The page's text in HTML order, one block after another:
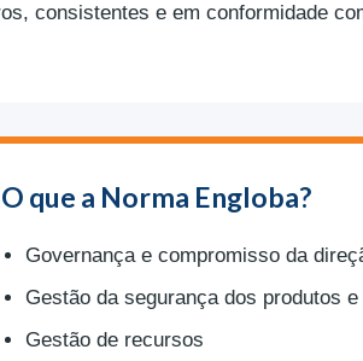
consistentes e em conformidade
O que a Norma Engloba?
Governança e compromisso da
Gestão da segurança dos produtos
Gestão de recursos